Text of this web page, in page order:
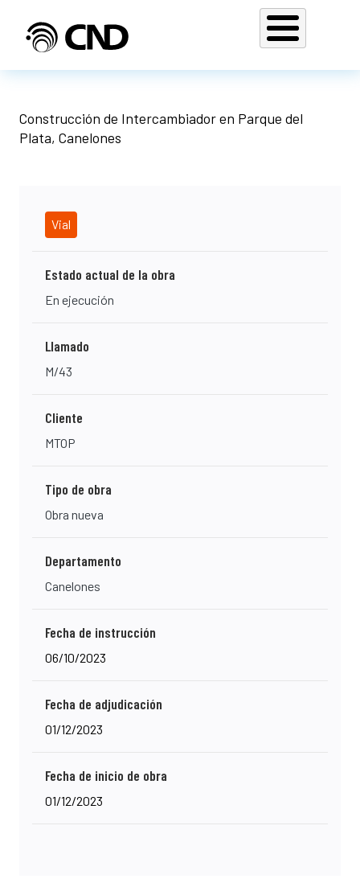
Construcción de Intercambiador en Parque del
Plata, Canelones
Vial
Estado actual de la obra
En ejecución
Llamado
M/43
Cliente
MTOP
Tipo de obra
Obra nueva
Departamento
Canelones
Fecha de instrucción
06/10/2023
Fecha de adjudicación
01/12/2023
Fecha de inicio de obra
01/12/2023